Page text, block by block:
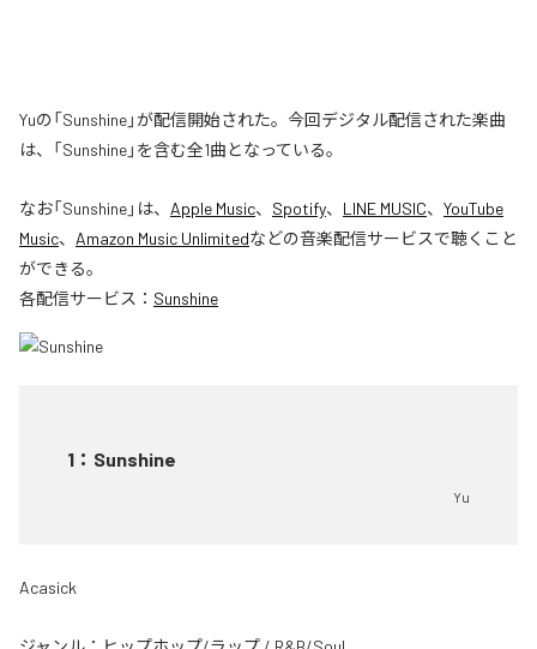
Yuの「Sunshine」が配信開始された。今回デジタル配信された楽曲
は、「Sunshine」を含む全1曲となっている。
なお「Sunshine」は、 Apple Music、 Spotify、 LINE MUSIC、 YouTube
Music、 Amazon Music Unlimitedなどの音楽配信サービスで聴くこと
ができる。
各配信サービス： Sunshine
1 ： Sunshine
Yu
Acasick